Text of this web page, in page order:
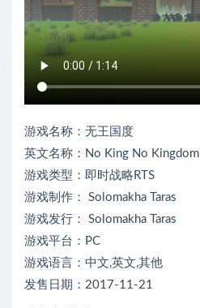
游戏名称：无王国度
英文名称：No King No Kingdom
游戏类型：即时战略RTS
游戏制作： Solomakha Taras
游戏发行： Solomakha Taras
游戏平台：PC
游戏语言：中文,英文,其他
发售日期：2017-11-21